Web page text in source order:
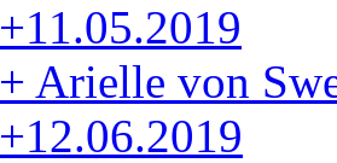
+11.05.2019
+ Arielle von
+12.06.2019